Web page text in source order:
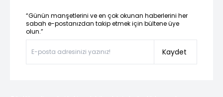
“Günün manşetlerini ve en çok okunan haberlerini her
sabah e-postanızdan takip etmek için bültene üye
olun.”
Kaydet